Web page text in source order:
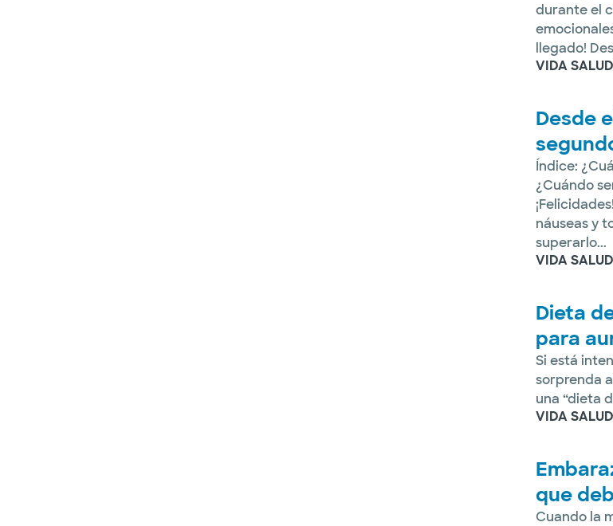
durante el
llegado!
VIDA
Desde
Índice:
¿Cuándo
náuseas y
superarlo...
VIDA
Dieta
para
Si está
sorprenda
una “dieta
VIDA
que
Cuando la